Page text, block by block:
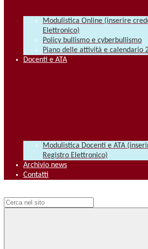
Modulistica Online (inserire
Elettronico)
Policy bullismo e cyberbullismo
Piano delle attività e calendario
Docenti e ATA
Modulistica Docenti e ATA
Registro Elettronico)
Archivio news
Contatti